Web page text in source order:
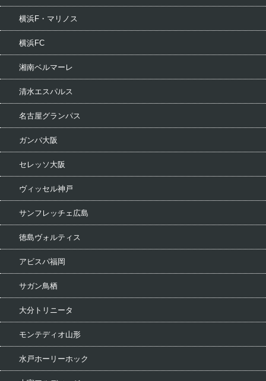
横浜F・マリノス
横浜FC
湘南ベルマーレ
清水エスパルス
名古屋グランパス
ガンバ大阪
セレッソ大阪
ヴィッセル神戸
サンフレッチェ広島
徳島ヴォルティス
アビスパ福岡
サガン鳥栖
大分トリニータ
モンテディオ山形
水戸ホーリーホック